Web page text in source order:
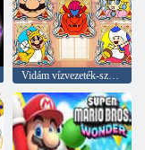
Vidám vízvezeték-szerelő színezés